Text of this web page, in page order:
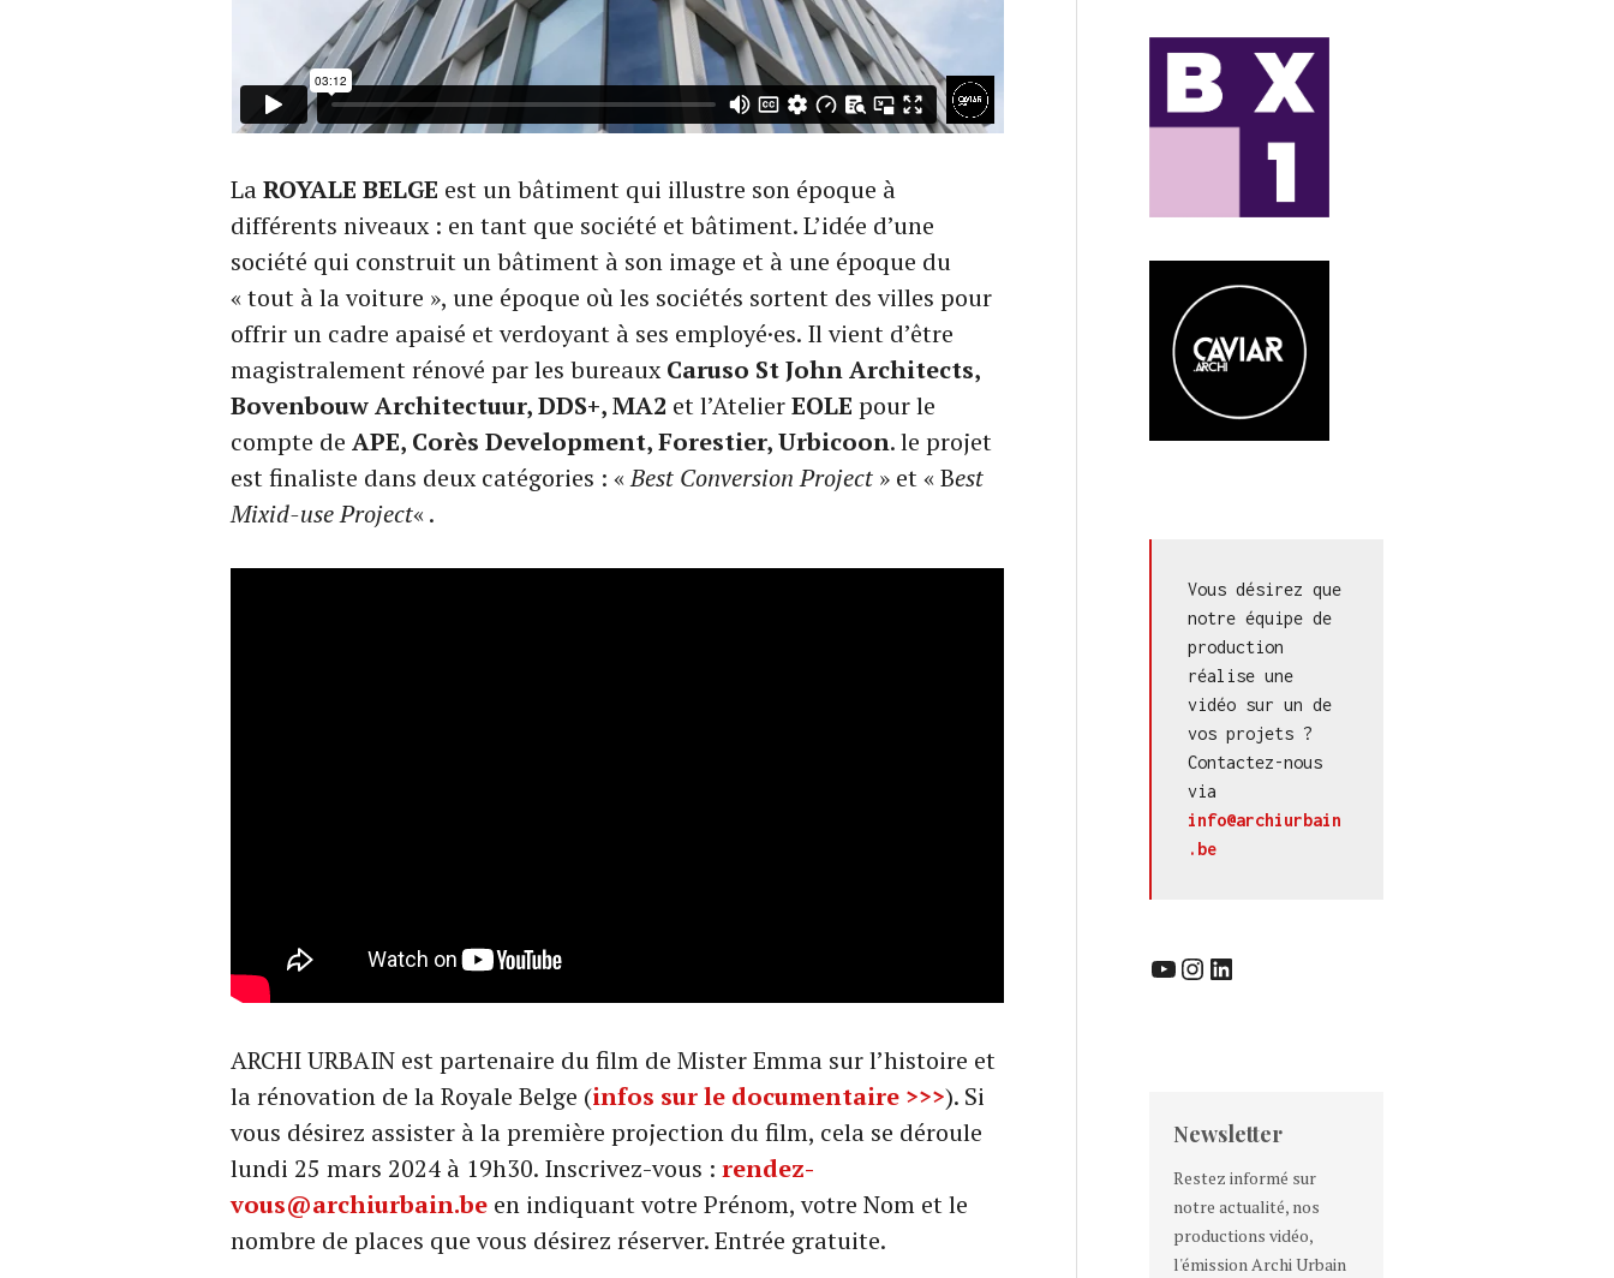
LaROYALE BELGE est un bâtiment qui illustre son époque à
différents niveaux : en tant que société et bâtiment. L’idée d’une
société qui construit un bâtiment à son image et à une époque du
« tout à la voiture », une époque où les sociétés sortent des villes pour
offrir un cadre apaisé et verdoyant à ses employé·es. Il vient d’être
magistralement rénové par les bureaux Caruso St John Architects,
Bovenbouw Architectuur, DDS+, MA2 et l’AtelierEOLE pour le
compte de APE, Corès Development, Forestier, Urbicoon. le projet
est finaliste dans deux catégories : «Best Conversion Project » et « Best
Mixid-use Project« .
ARCHI URBAIN est partenaire du film de Mister Emma sur l’histoire et
la rénovation de la Royale Belge (infos sur le documentaire >>>). Si
vous désirez assister à la première projection du film, cela se déroule
lundi 25 mars 2024 à 19h30. Inscrivez-vous : rendez-
vous@archiurbain.be en indiquant votre Prénom, votre Nom et le
nombre de places que vous désirez réserver. Entrée gratuite.
Vous désirez que
notre équipe de
production
réalise une
vidéo sur un de
vos projets ?
Contactez-nous
info@archiurbain
.be
YouTube InstagramLinkedIn
Newsletter
Restez informé sur
notre actualité, nos
productions vidéo,
l'émission Archi Urbain